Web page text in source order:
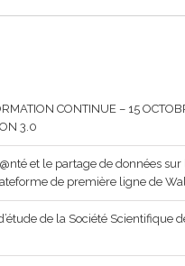
CONTINUE – 15
3.0
et le partage de données sur
de première ligne de
de la Société Scientifique